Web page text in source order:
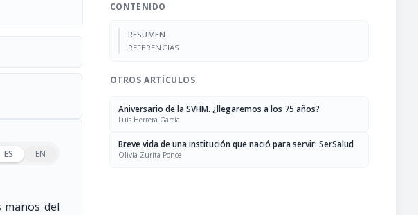
ES EN
del
CONTENIDO
RESUMEN
REFERENCIAS
OTROS ARTÍCULOS
Aniversario de la SVHM. ¿llegaremos a los 75 años?
Luis Herrera García
Breve vida de una institución que nació para servir: SerSalud
Olivia Zurita Ponce